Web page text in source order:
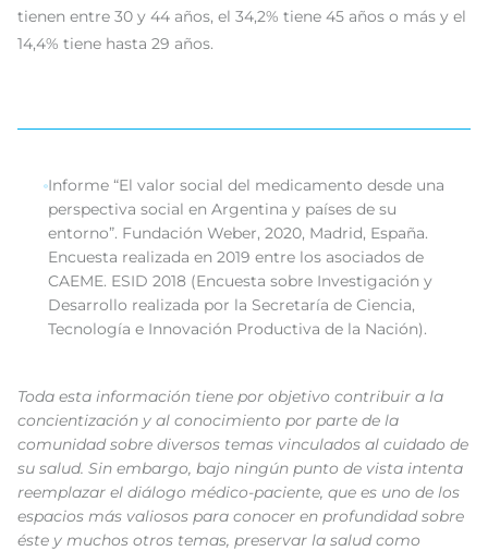
tienen entre 30 y 44 años, el 34,2% tiene 45 años o más y el
14,4% tiene hasta 29 años.
Informe “El valor social del medicamento desde una
perspectiva social en Argentina y países de su
entorno”. Fundación Weber, 2020, Madrid, España.
Encuesta realizada en 2019 entre los asociados de
CAEME. ESID 2018 (Encuesta sobre Investigación y
Desarrollo realizada por la Secretaría de Ciencia,
Tecnología e Innovación Productiva de la Nación).
Toda esta información tiene por objetivo contribuir a la
concientización y al conocimiento por parte de la
comunidad sobre diversos temas vinculados al cuidado de
su salud. Sin embargo, bajo ningún punto de vista intenta
reemplazar el diálogo médico-paciente, que es uno de los
espacios más valiosos para conocer en profundidad sobre
éste y muchos otros temas, preservar la salud como